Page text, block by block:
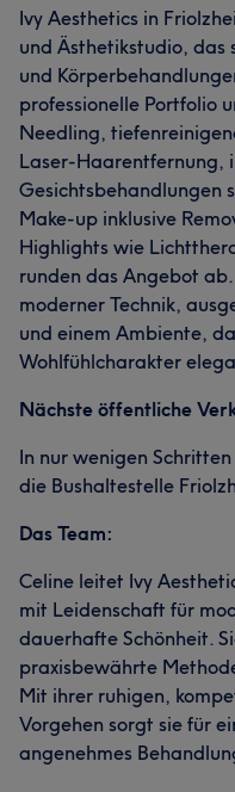
Ivy Aesthetics in
und Ästhetikstudio, das
und
professionelle Portfolio
Needling,
Laser-Haarentfernung,
Gesichtsbehandlungen
Make-up inklusive
Highlights wie
runden das Angebot
moderner Technik,
und einem Ambiente,
Wohlfühlcharakter
Nächste öffentliche
In nur wenigen
die Bushaltestelle
Das Team:
Celine leitet Ivy
mit Leidenschaft für
dauerhafte Schönheit.
praxisbewährte
Mit ihrer ruhigen,
Vorgehen sorgt sie für
angenehmes